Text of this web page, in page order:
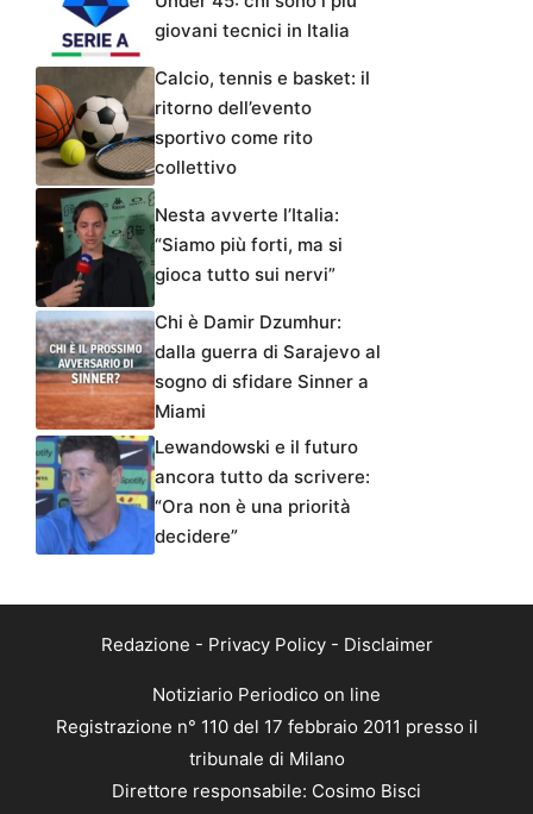
giovani tecnici in Italia
Calcio, tennis e basket: il
ritorno dell’evento
sportivo come rito
collettivo
Nesta avverte l’Italia:
“Siamo più forti, ma si
gioca tutto sui nervi”
Chi è Damir Dzumhur:
dalla guerra di Sarajevo al
sogno di sfidare Sinner a
Miami
Lewandowski e il futuro
ancora tutto da scrivere:
“Ora non è una priorità
decidere”
Redazione - Privacy Policy- Disclaimer
Notiziario Periodico on line
Registrazione n° 110 del 17 febbraio 2011 presso il
tribunale di Milano
Direttore responsabile: Cosimo Bisci